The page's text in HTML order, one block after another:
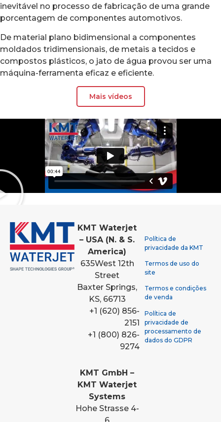
inevitável no processo de fabricação de uma grande
porcentagem de componentes automotivos.
De material plano bidimensional a componentes
moldados tridimensionais, de metais a tecidos e
compostos plásticos, o jato de água provou ser uma
máquina-ferramenta eficaz e eficiente.
Mais vídeos
KMT Waterjet
– USA (N. & S.
America)
635West 12th
Street
Baxter Springs,
KS, 66713
+1 (620) 856-
2151
+1 (800) 826-
9274
KMT GmbH –
KMT Waterjet
Systems
Hohe Strasse 4-
6
Política de
privacidade da KMT
Termos de uso do
site
Termos e condições
de venda
Política de
privacidade de
processamento de
dados do GDPR